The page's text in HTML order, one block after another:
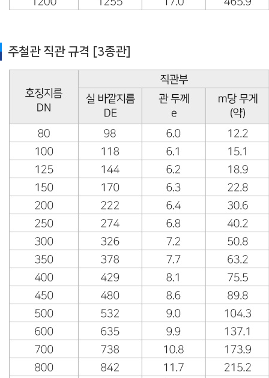
주철관 직관 규격 [3종관]